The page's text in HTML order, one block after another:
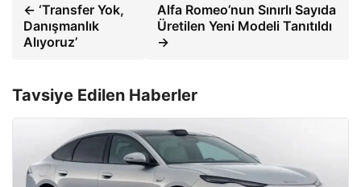
← ‘Transfer Yok,
Danışmanlık
Alıyoruz’
Alfa Romeo’nun Sınırlı Sayıda
Üretilen Yeni Modeli Tanıtıldı
→
Tavsiye Edilen Haberler